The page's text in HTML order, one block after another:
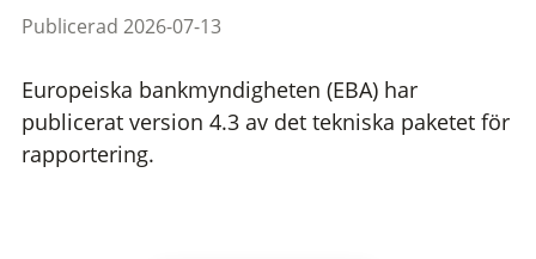
Publicerad 2026-07-13
Europeiska bankmyndigheten (EBA) har
publicerat version 4.3 av det tekniska paketet för
rapportering.